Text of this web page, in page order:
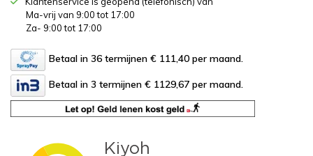
Ma-vrij van 9:00 tot 17:00
Za- 9:00 tot 17:00
Betaal in 36 termijnen € 111,40 per maand.
Betaal in 3 termijnen € 1129,67 per maand.